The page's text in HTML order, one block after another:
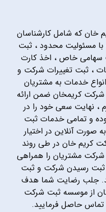
که شامل کارشناسان
مسئولیت محدود ، ثبت
خاص ، اخذ کارت
، ثبت تغییرات شرکت و
خدمات به مشتریان
کریمخان ضمن ارائه
، نهایت سعی خود را در
و تمامی خدمات ثبت
صورت آنلاین در اختیار
کریم خان در طی روند
شرکت مشتریان را همراهی
ثبت رسیدن شرکت و ثبت
جلب رضایت شما هدف
از موسسه ثبت شرکت